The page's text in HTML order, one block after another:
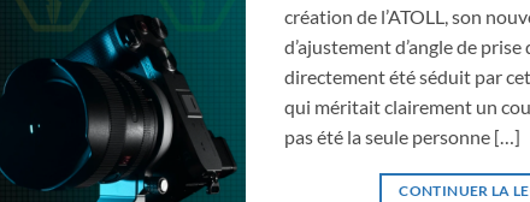
création de l’ATOLL, son
d’ajustement d’angle de prise
directement été séduit par
qui méritait clairement un
pas été la seule personne […]
CONTINUER LA